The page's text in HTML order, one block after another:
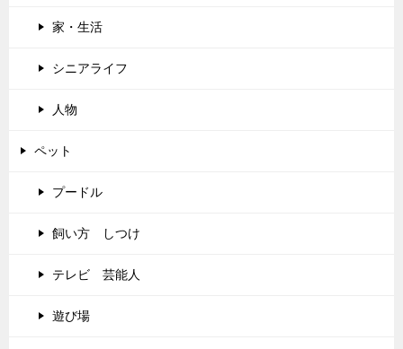
家・生活
シニアライフ
人物
ペット
プードル
飼い方 しつけ
テレビ 芸能人
遊び場